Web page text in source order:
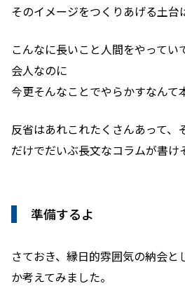
そのイメージをつくりあげる土台
こんなに長いこと人間をやってい
会人なのに
今更そんなことでやらかすなんて
反省はあれこれたくさんあって、
だけでだいぶ長文なコラムが書け
準備するよ
さておき、縁日的雰囲気の納会と
か考えてみました。